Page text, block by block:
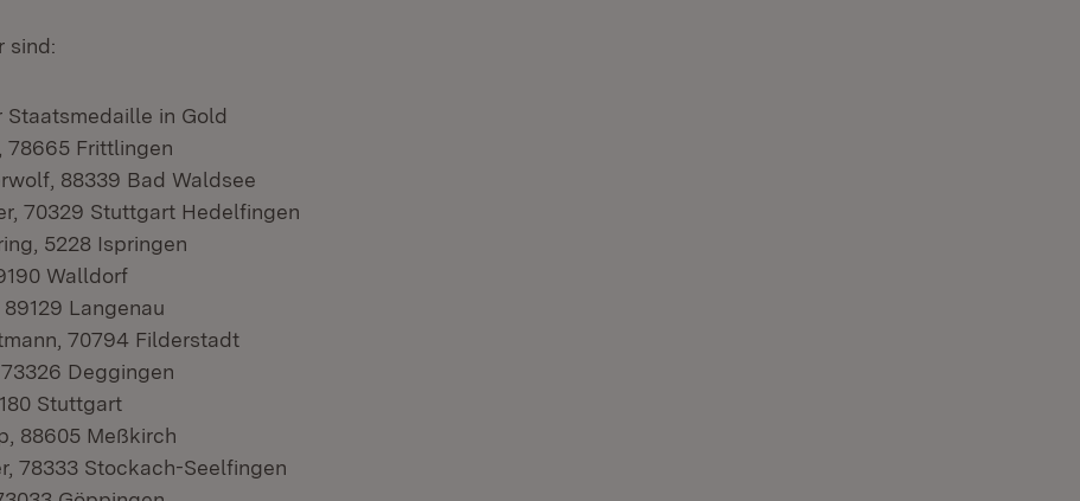
sind:
Staatsmedaille in Gold
78665 Frittlingen
88339 Bad Waldsee
70329 Stuttgart Hedelfingen
5228 Ispringen
Walldorf
Langenau
70794 Filderstadt
Deggingen
Stuttgart
88605 Meßkirch
78333 Stockach-Seelfingen